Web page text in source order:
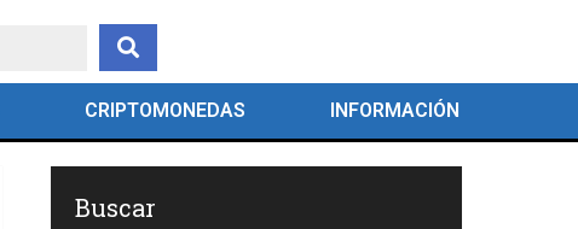
CRIPTOMONEDAS INFORMACIÓN
Buscar